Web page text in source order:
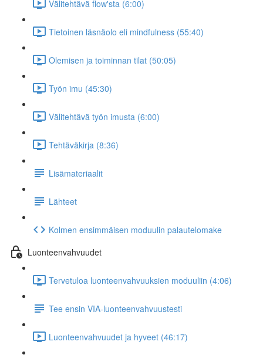
Välitehtävä flow'sta (6:00)
Tietoinen läsnäolo eli mindfulness (55:40)
Olemisen ja toiminnan tilat (50:05)
Työn imu (45:30)
Välitehtävä työn imusta (6:00)
Tehtäväkirja (8:36)
Lisämateriaalit
Lähteet
Kolmen ensimmäisen moduulin palautelomake
Luonteenvahvuudet
Tervetuloa luonteenvahvuuksien moduuliin (4:06)
Tee ensin VIA-luonteenvahvuustesti
Luonteenvahvuudet ja hyveet (46:17)